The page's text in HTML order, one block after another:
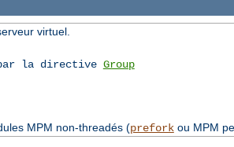
virtuel.
la directive Group
MPM non-threadés (preforkou MPM